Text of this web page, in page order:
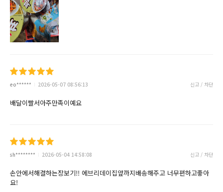
eo****** 2026-05-07 08:56:13 신고 / 차단
배달이빨서아주만족이예요
sh******** 2026-05-04 14:58:08 신고 / 차단
손안에서해결하는장보기!! 에브리데이집앞까지배송해주고 너무편하고좋아
요!